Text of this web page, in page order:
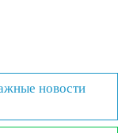
новости